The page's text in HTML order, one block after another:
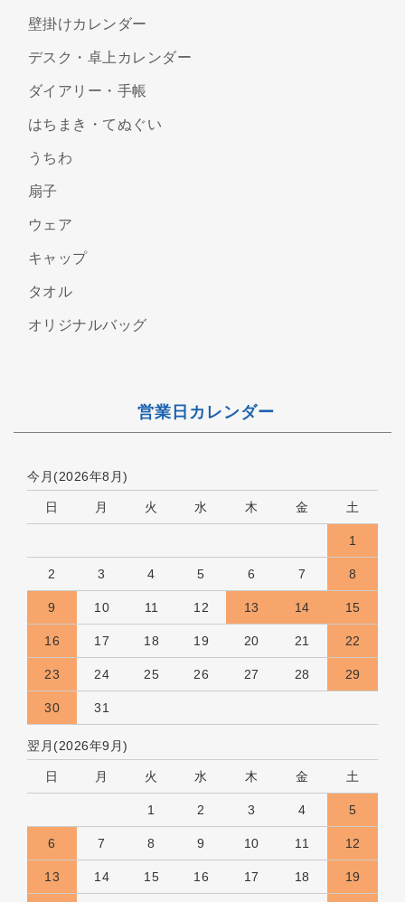
壁掛けカレンダー
デスク・卓上カレンダー
ダイアリー・手帳
はちまき・てぬぐい
うちわ
扇子
ウェア
キャップ
タオル
オリジナルバッグ
営業日カレンダー
今月(2026年8月)
日 月 火 水 木 金 土
1
2 3 4 5 6 7 8
9 10 11 12 13 14 15
16 17 18 19 20 21 22
23 24 25 26 27 28 29
30 31
翌月(2026年9月)
日 月 火 水 木 金 土
1 2 3 4 5
6 7 8 9 10 11 12
13 14 15 16 17 18 19